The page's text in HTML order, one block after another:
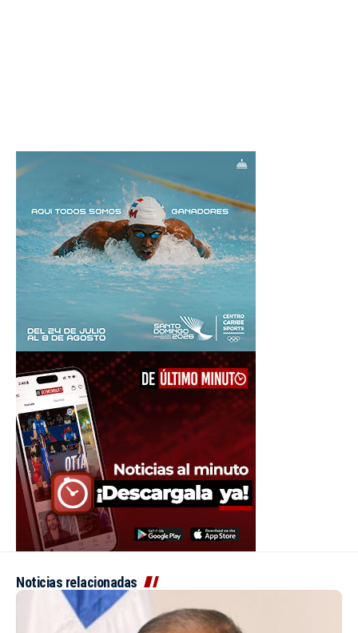
Noticias relacionadas